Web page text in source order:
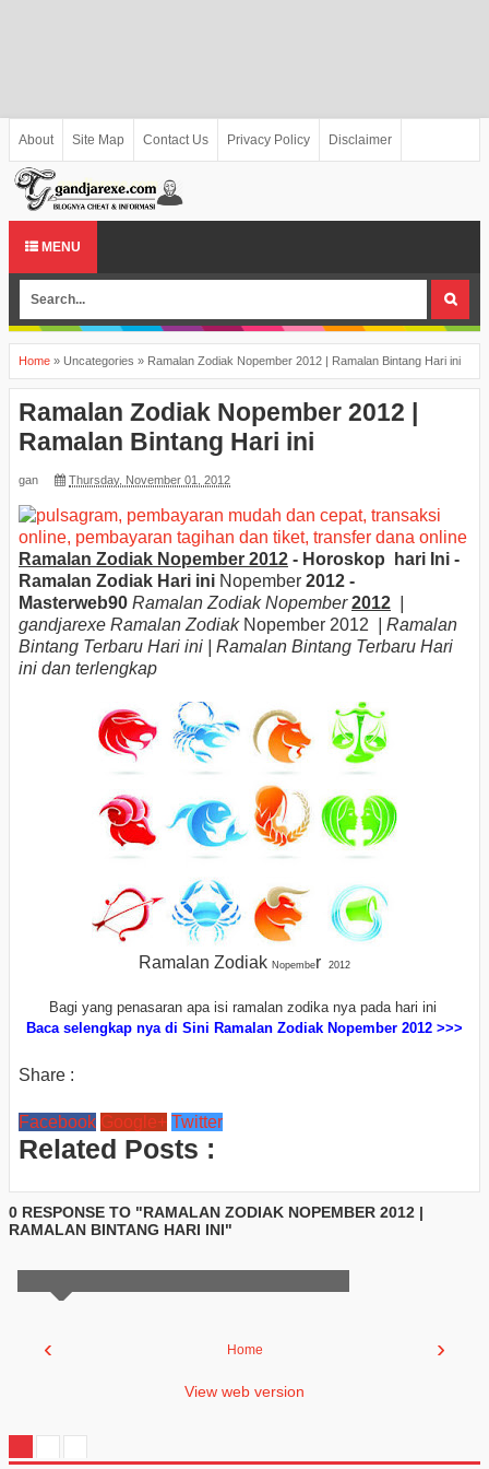
About Site Map Contact Us Privacy Policy Disclaimer
MENU
Home » Uncategories » Ramalan Zodiak Nopember 2012 | Ramalan Bintang Hari ini
Ramalan Zodiak Nopember 2012 |
Ramalan Bintang Hari ini
gan Thursday, November 01, 2012
Ramalan Zodiak Nopember 2012 - Horoskop hari Ini -
Ramalan Zodiak Hari ini Nopember 2012 -
Masterweb90 Ramalan ZodiakNopember2012
gandjarexe Ramalan Zodiak Nopember 2012
| Ramalan
Bintang Terbaru Hari ini | Ramalan Bintang Terbaru Hari
ini dan terlengkap
Ramalan Zodiak Nopember 2012
Bagi yang penasaran apa isi ramalan zodika nya pada hari ini
Baca selengkap nya di Sini Ramalan Zodiak Nopember 2012 >>>
Share :
Facebook Google+ Twitter
Related Posts :
0 RESPONSE TO "RAMALAN ZODIAK NOPEMBER 2012 |
RAMALAN BINTANG HARI INI"
‹ ›
Home
View web version